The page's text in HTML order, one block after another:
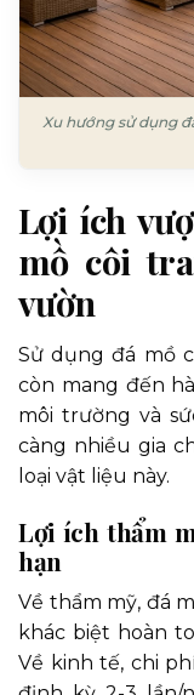
Xu hướng sử dụng
Lợi ích
mồ côi
vườn
Sử dụng đá mồ
còn mang đến
môi trường và
càng nhiều gia
loại vật liệu này.
Lợi ích thẩm
hạn
Về thẩm mỹ, đá
khác biệt hoàn
Về kinh tế, chi